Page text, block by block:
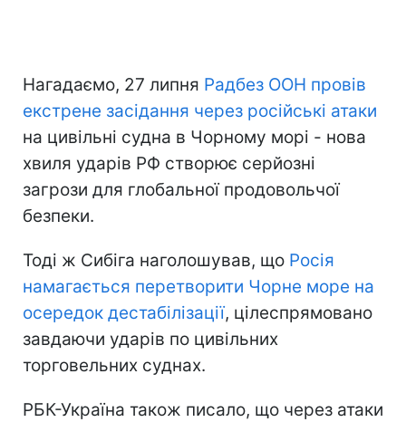
Нагадаємо, 27 липня Радбез ООН провів
екстрене засідання через російські атаки
на цивільні судна в Чорному морі - нова
хвиля ударів РФ створює серйозні
загрози для глобальної продовольчої
безпеки.
Тоді ж Сибіга наголошував, що Росія
намагається перетворити Чорне море на
осередок дестабілізації, цілеспрямовано
завдаючи ударів по цивільних
торговельних суднах.
РБК-Україна також писало, що через атаки